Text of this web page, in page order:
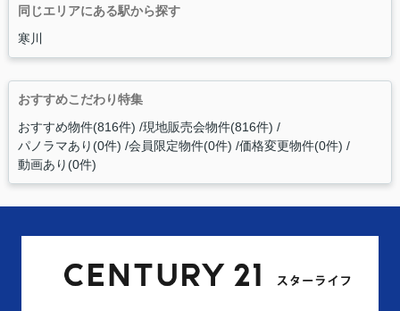
同じエリアにある駅から探す
寒川
おすすめこだわり特集
おすすめ物件(816件) 現地販売会物件(816件)
パノラマあり(0件) 会員限定物件(0件) 価格変更物件(0件)
動画あり(0件)